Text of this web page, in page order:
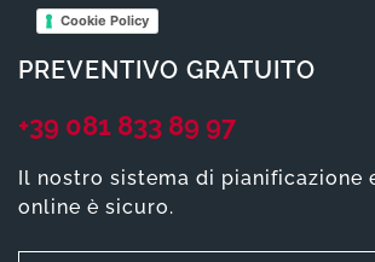
Cookie Policy
PREVENTIVO GRATUITO
+39 081 833 89 97
Il nostro sistema di pianificazione
online è sicuro.